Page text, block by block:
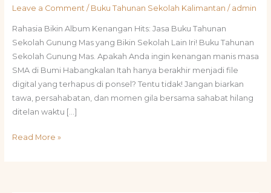
Leave a Comment / Buku Tahunan Sekolah Kalimantan / admin
Rahasia Bikin Album Kenangan Hits: Jasa Buku Tahunan
Sekolah Gunung Mas yang Bikin Sekolah Lain Iri! Buku Tahunan
Sekolah Gunung Mas. Apakah Anda ingin kenangan manis masa
SMA di Bumi Habangkalan Itah hanya berakhir menjadi file
digital yang terhapus di ponsel? Tentu tidak! Jangan biarkan
tawa, persahabatan, dan momen gila bersama sahabat hilang
ditelan waktu […]
Read More »